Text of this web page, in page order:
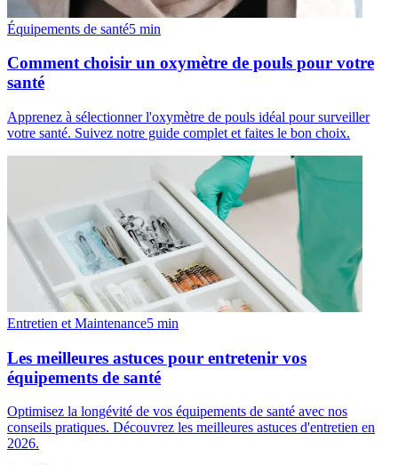
Équipements de santé5 min
Comment choisir un oxymètre de pouls pour votre
santé
Apprenez à sélectionner l'oxymètre de pouls idéal pour surveiller
votre santé. Suivez notre guide complet et faites le bon choix.
Entretien et Maintenance5 min
Les meilleures astuces pour entretenir vos
équipements de santé
Optimisez la longévité de vos équipements de santé avec nos
conseils pratiques. Découvrez les meilleures astuces d'entretien en
2026.